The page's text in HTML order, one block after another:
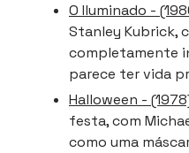
O Iluminado -
Stanley Kubrick,
completamente
parece ter vida
Halloween -
festa, com
como uma